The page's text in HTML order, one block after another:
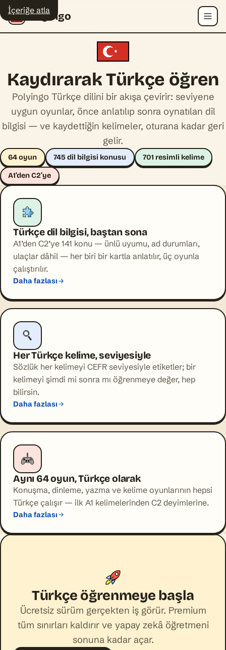
İçeriğe atla
Polyingo Menü
Kaydırarak Türkçe öğren
Polyingo Türkçe dilini bir akışa çevirir: seviyene
uygun oyunlar, önce anlatılıp sonra oynatılan dil
bilgisi — ve kaydettiğin kelimeler, oturana kadar geri
gelir.
64 oyun 745 dil bilgisi konusu 701 resimli kelime
A1’den C2’ye
Türkçe dil bilgisi, baştan sona
A1’den C2’ye 141 konu — ünlü uyumu, ad durumları,
ulaçlar dâhil — her biri bir kartla anlatılır, üç oyunla
çalıştırılır.
Daha fazlası
Her Türkçe kelime, seviyesiyle
Sözlük her kelimeyi CEFR seviyesiyle etiketler; bir
kelimeyi şimdi mi sonra mı öğrenmeye değer, hep
bilirsin.
Daha fazlası
Aynı 64 oyun, Türkçe olarak
Konuşma, dinleme, yazma ve kelime oyunlarının hepsi
Türkçe çalışır — ilk A1 kelimelerinden C2 deyimlerine.
Daha fazlası
Türkçe öğrenmeye başla
Ücretsiz sürüm gerçekten iş görür. Premium
tüm sınırları kaldırır ve yapay zekâ öğretmeni
sonuna kadar açar.